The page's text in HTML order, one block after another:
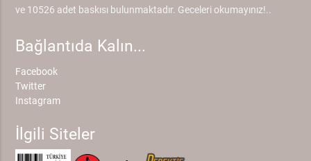
ve 10526 adet baskısı bulunmaktadır. Geceleri okumayınız!..
Bağlantıda Kalın...
Facebook
Twitter
Instagram
İlgili Siteler